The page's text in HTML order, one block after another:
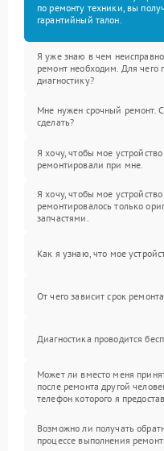
по ремонту техники, вы
гарантийный талон.
Я уже знаю в чем
ремонт необходим. Для чего
диагностику?
Мне нужен срочный ремонт.
сделать?
Я хочу, чтобы мое устройство
ремонтировали при мне.
Я хочу, чтобы мое устройство
ремонтировалось только
запчастями.
Как я узнаю, что мое
От чего зависит срок
Диагностика проводится
Может ли вместо меня
после ремонта другой
телефон которого я
Возможно ли получать
процессе выполнения